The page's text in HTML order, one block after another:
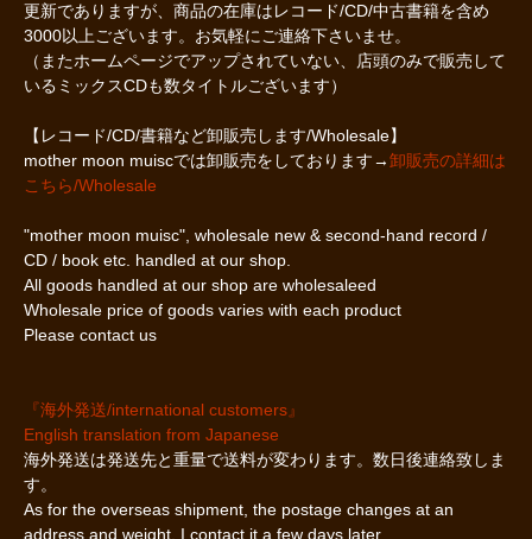
更新でありますが、商品の在庫はレコード/CD/中古書籍を含め
3000以上ございます。お気軽にご連絡下さいませ。
（またホームページでアップされていない、店頭のみで販売して
いるミックスCDも数タイトルございます）
【レコード/CD/書籍など卸販売します/Wholesale】
mother moon muiscでは卸販売をしております→卸販売の詳細は
こちら/Wholesale
"mother moon muisc", wholesale new & second-hand record /
CD / book etc. handled at our shop.
All goods handled at our shop are wholesaleed
Wholesale price of goods varies with each product
Please contact us
『海外発送/international customers』
English translation from Japanese
海外発送は発送先と重量で送料が変わります。数日後連絡致しま
す。
As for the overseas shipment, the postage changes at an
address and weight. I contact it a few days later